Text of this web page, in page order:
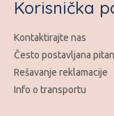
Korisnička
Kontaktirajte nas
Često postavljana
Rešavanje reklamacije
Info o transportu